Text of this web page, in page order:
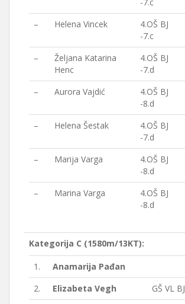
-7.c
– Helena Vincek
4.OŠ BJ
-7.c
–
Željana Katarina
Henc
4.OŠ BJ
-7.d
– Aurora Vajdić
4.OŠ BJ
-8.d
– Helena Šestak
4.OŠ BJ
-7.d
–
Marija Varga
4.OŠ BJ
-8.d
–
Marina Varga
4.OŠ BJ
-8.d
Kategorija C (1580m/13KT):
1. Anamarija Pađan
2.
Elizabeta Vegh GŠ VL BJ